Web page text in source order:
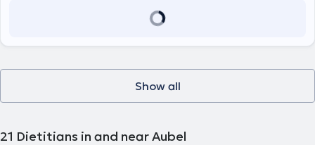
Show all
21 Dietitians in and near Aubel